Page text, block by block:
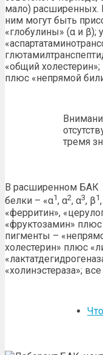
мало) расширенных.
ним могут быть
«глобулины» (α и β);
«общий
плюс «непрямой
тремя
В расширенном БАК
белки – «α1, α2, α3, β1
«ферритин»,
«фруктозамин»
пигменты –
холестерин» плюс
«холинэстераза»;